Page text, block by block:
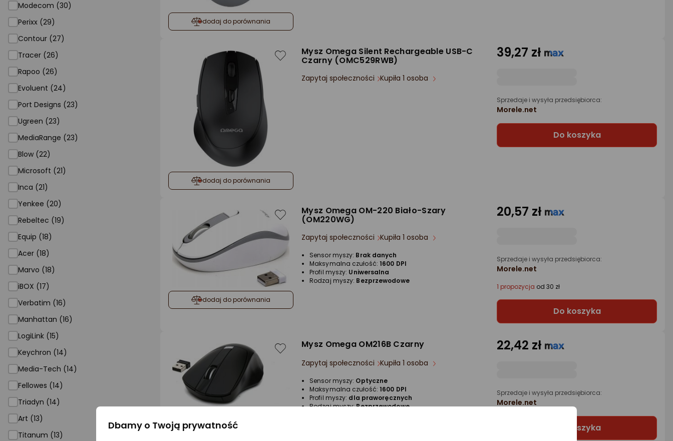
Modecom (30)
Perixx (29)
Contour (27)
Tracer (26)
Rapoo (26)
Evoluent (24)
Port Designs (23)
Ugreen (23)
MediaRange (23)
Blow (22)
Microsoft (21)
Inca (21)
Yenkee (20)
Rebeltec (19)
Equip (18)
Acer (18)
Marvo (18)
iBOX (17)
Verbatim (16)
Manhattan (16)
LogiLink (15)
Keychron (14)
Media-Tech (14)
Fellowes (14)
Triadyn (14)
Art (13)
Titanum (13)
dodaj do porównania
dodaj do porównania
Mysz Omega Silent Rechargeable USB-C
Czarny (OMC529RWB)
Zapytaj społeczności Kupiła 1 osoba
39,27 zł
Sprzedaje i wysyła przedsiębiorca:
Morele.net
Do koszyka
dodaj do porównania
Mysz Omega OM-220 Biało-Szary
(OM220WG)
Zapytaj społeczności Kupiła 1 osoba
Sensor myszy: Brak danych
Maksymalna czułość: 1600 DPI
Profil myszy: Uniwersalna
Rodzaj myszy: Bezprzewodowe
20,57 zł
Sprzedaje i wysyła przedsiębiorca:
Morele.net
1 propozycja od 30 zł
Do koszyka
Mysz Omega OM216B Czarny
Zapytaj społeczności Kupiła 1 osoba
Sensor myszy: Optyczne
Maksymalna czułość: 1600 DPI
Profil myszy: dla praworęcznych
Rodzaj myszy:Bezprzewodowe
22,42 zł
Sprzedaje i wysyła przedsiębiorca:
Morele.net
Do koszyka
Dbamy o Twoją prywatność